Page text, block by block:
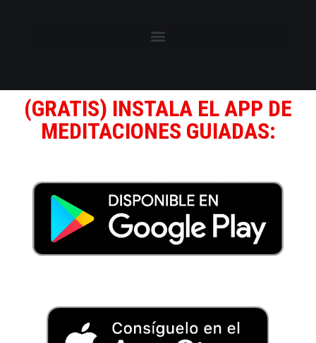
(GRATIS) INSTALA EL APP DE
MEDITACIONES GUIADAS: